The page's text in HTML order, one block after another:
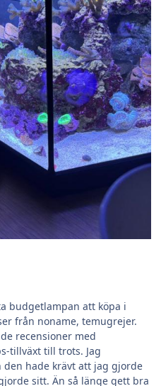
budgetlampan att köpa i
från noname, temugrejer.
recensioner med
tillväxt till trots. Jag
den hade krävt att jag gjorde
sitt. Än så länge gett bra